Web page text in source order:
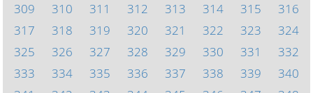
309
310 311 312 313 314 315
316
317
318 319 320 321 322 323
324
325
326 327 328 329 330 331
332
333
334 335 336 337 338 339
340